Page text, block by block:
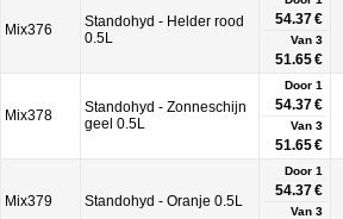
Mix376
Standohyd - Helder rood
0.5L
54.37 €
Van 3
51.65 €
Mix378
Standohyd - Zonneschijn
geel 0.5L
Door 1
54.37 €
Van 3
51.65 €
Mix379 Standohyd - Oranje 0.5L
Door 1
54.37 €
Van 3